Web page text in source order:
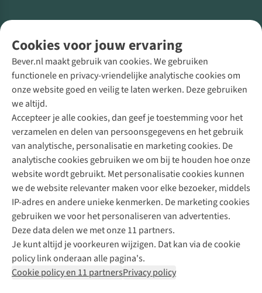
Cookies voor jouw ervaring
Bever.nl maakt gebruik van cookies. We gebruiken
functionele en privacy-vriendelijke analytische cookies om
onze website goed en veilig te laten werken. Deze gebruiken
we altijd.
Accepteer je alle cookies, dan geef je toestemming voor het
verzamelen en delen van persoonsgegevens en het gebruik
van analytische, personalisatie en marketing cookies. De
analytische cookies gebruiken we om bij te houden hoe onze
website wordt gebruikt. Met personalisatie cookies kunnen
we de website relevanter maken voor elke bezoeker, middels
IP-adres en andere unieke kenmerken. De marketing cookies
gebruiken we voor het personaliseren van advertenties.
Deze data delen we met onze 11 partners.
Je kunt altijd je voorkeuren wijzigen. Dat kan via de cookie
policy link onderaan alle pagina's.
Cookie policy en 11 partnersPrivacy policy
Direct advies van een Buitenexpert
+31 (0)85 888 50 88
+31 6 12 28 49 80
Contactformulier